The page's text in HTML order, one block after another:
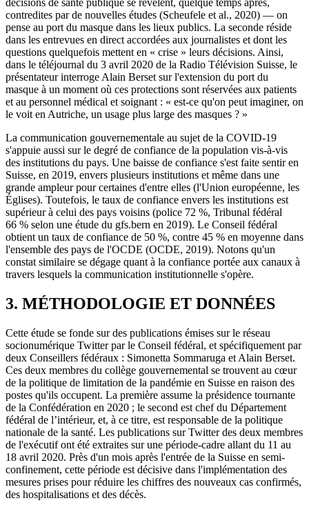
contredites par de nouvelles études (Scheufele et al., 2020) — on
pense au port du masque dans les lieux publics. La seconde réside
dans les entrevues en direct accordées aux journalistes et dont les
questions quelquefois mettent en « crise » leurs décisions. Ainsi,
dans le téléjournal du 3 avril 2020 de la Radio Télévision Suisse, le
présentateur interroge Alain Berset sur l'extension du port du
masque à un moment où ces protections sont réservées aux patients
et au personnel médical et soignant : « est-ce qu'on peut imaginer, on
le voit en Autriche, un usage plus large des masques ? »
La communication gouvernementale au sujet de la COVID-19
s'appuie aussi sur le degré de confiance de la population vis-à-vis
des institutions du pays. Une baisse de confiance s'est faite sentir en
Suisse, en 2019, envers plusieurs institutions et même dans une
grande ampleur pour certaines d'entre elles (l'Union européenne, les
Églises). Toutefois, le taux de confiance envers les institutions est
supérieur à celui des pays voisins (police 72 %, Tribunal fédéral
66 % selon une étude du gfs.bern en 2019). Le Conseil fédéral
obtient un taux de confiance de 50 %, contre 45 % en moyenne dans
l'ensemble des pays de l'OCDE (OCDE, 2019). Notons qu'un
constat similaire se dégage quant à la confiance portée aux canaux à
travers lesquels la communication institutionnelle s'opère.
3. MÉTHODOLOGIE ET DONNÉES
Cette étude se fonde sur des publications émises sur le réseau
socionumérique Twitter par le Conseil fédéral, et spécifiquement par
deux Conseillers fédéraux : Simonetta Sommaruga et Alain Berset.
Ces deux membres du collège gouvernemental se trouvent au cœur
de la politique de limitation de la pandémie en Suisse en raison des
postes qu'ils occupent. La première assume la présidence tournante
de la Confédération en 2020 ; le second est chef du Département
fédéral de l’intérieur, et, à ce titre, est responsable de la politique
nationale de la santé. Les publications sur Twitter des deux membres
de l'exécutif ont été extraites sur une période-cadre allant du 11 au
18 avril 2020. Près d'un mois après l'entrée de la Suisse en semi-
confinement, cette période est décisive dans l'implémentation des
mesures prises pour réduire les chiffres des nouveaux cas confirmés,
des hospitalisations et des décès.